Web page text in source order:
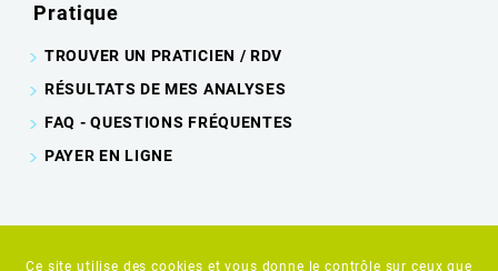
Pratique
TROUVER UN PRATICIEN / RDV
RÉSULTATS DE MES ANALYSES
FAQ - QUESTIONS FRÉQUENTES
PAYER EN LIGNE
©2023-26 HÔPITAL DE TULLE - TOUS DROITS RÉSERVÉS - CRÉATION &
Ce site utilise des cookies et vous donne le contrôle sur ceux que